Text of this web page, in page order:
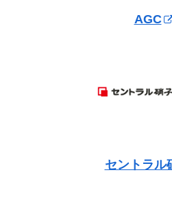
AGC
セントラル